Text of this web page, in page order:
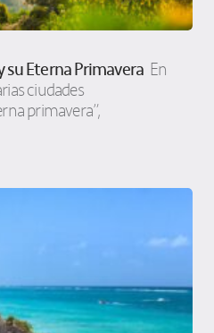
Eterna Primavera En
ciudades
primavera”,